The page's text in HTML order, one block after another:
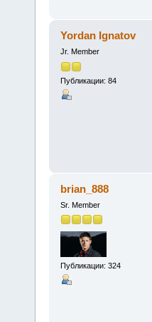
Yordan Ignatov
Jr. Member
Публикации: 84
brian_888
Sr. Member
Публикации: 324